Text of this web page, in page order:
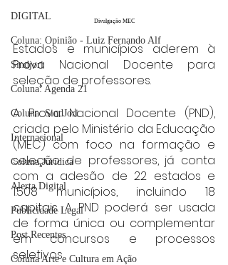
DIGITAL
Coluna: Opinião - Luiz Fernando Alf
Sindjori
Coluna: Agenda 21
Coluna: SindJori
Internacional
Coluna Jurídica
Alerta Digital
Publicidade Legal
Post Recentes
Coluna Arte e Cultura em Ação
Divulgação MEC
Estados e municípios aderem à
Prova Nacional Docente para
seleção de professores.
A Prova Nacional Docente (PND),
criada pelo Ministério da Educação
(MEC) com foco na formação e
seleção de professores, já conta
com a adesão de 22 estados e
1.508 municípios, incluindo 18
capitais. A PND poderá ser usada
de forma única ou complementar
em concursos e processos
seletivos.